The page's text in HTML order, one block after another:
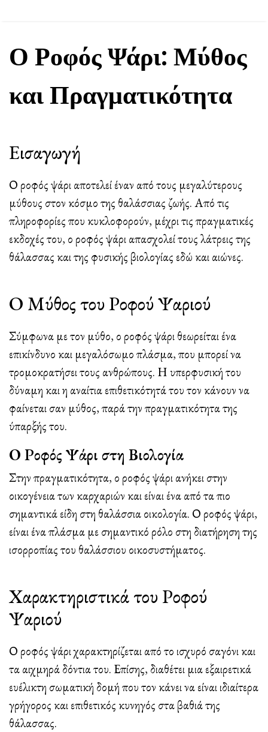
Ο Ροφός Ψάρι: Μύθος
και Πραγματικότητα
Εισαγωγή
Ο ροφός ψάρι αποτελεί έναν από τους μεγαλύτερους
μύθους στον κόσμο της θαλάσσιας ζωής. Από τις
πληροφορίες που κυκλοφορούν, μέχρι τις πραγματικές
εκδοχές του, ο ροφός ψάρι απασχολεί τους λάτρεις της
θάλασσας και της φυσικής βιολογίας εδώ και αιώνες.
Ο Μύθος του Ροφού Ψαριού
Σύμφωνα με τον μύθο, ο ροφός ψάρι θεωρείται ένα
επικίνδυνο και μεγαλόσωμο πλάσμα, που μπορεί να
τρομοκρατήσει τους ανθρώπους. Η υπερφυσική του
δύναμη και η αναίτια επιθετικότητά του τον κάνουν να
φαίνεται σαν μύθος, παρά την πραγματικότητα της
ύπαρξής του.
Ο Ροφός Ψάρι στη Βιολογία
Στην πραγματικότητα, ο ροφός ψάρι ανήκει στην
οικογένεια των καρχαριών και είναι ένα από τα πιο
σημαντικά είδη στη θαλάσσια οικολογία. Ο ροφός ψάρι,
είναι ένα πλάσμα με σημαντικό ρόλο στη διατήρηση της
ισορροπίας του θαλάσσιου οικοσυστήματος.
Χαρακτηριστικά του Ροφού
Ψαριού
Ο ροφός ψάρι χαρακτηρίζεται από το ισχυρό σαγόνι και
τα αιχμηρά δόντια του. Επίσης, διαθέτει μια εξαιρετικά
ευέλικτη σωματική δομή που τον κάνει να είναι ιδιαίτερα
γρήγορος και επιθετικός κυνηγός στα βαθιά της
θάλασσας.